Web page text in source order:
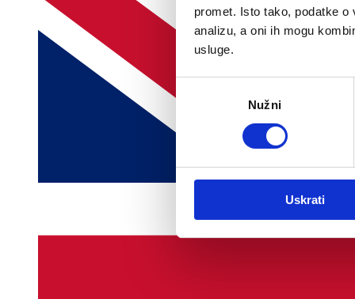
promet. Isto tako, podatke
analizu, a oni ih mogu
usluge.
Nužni
Uskrati